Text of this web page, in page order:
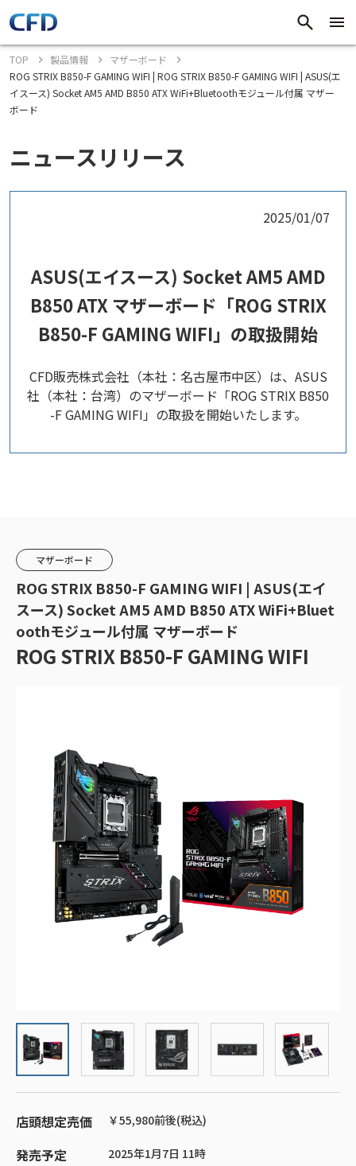
TOP 製品情報
マザーボード
ROG STRIX B850-F GAMING WIFI | ROG STRIX B850-F GAMING WIFI | ASUS(エ
イスース) Socket AM5 AMD B850 ATX WiFi+Bluetoothモジュール付属 マザー
ボード
ニュースリリース
2025/01/07
ASUS(エイスース) Socket AM5 AMD
B850 ATX マザーボード「ROG STRIX
B850-F GAMING WIFI」の取扱開始
CFD販売株式会社（本社：名古屋市中区）は、ASUS
社（本社：台湾）のマザーボード「ROG STRIX B850
-F GAMING WIFI」の取扱を開始いたします。
マザーボード
ROG STRIX B850-F GAMING WIFI | ASUS(エイ
スース) Socket AM5 AMD B850 ATX WiFi+Bluet
oothモジュール付属 マザーボード
ROG STRIX B850-F GAMING WIFI
店頭想定売価 ￥55,980前後(税込)
発売予定 2025年1月7日 11時